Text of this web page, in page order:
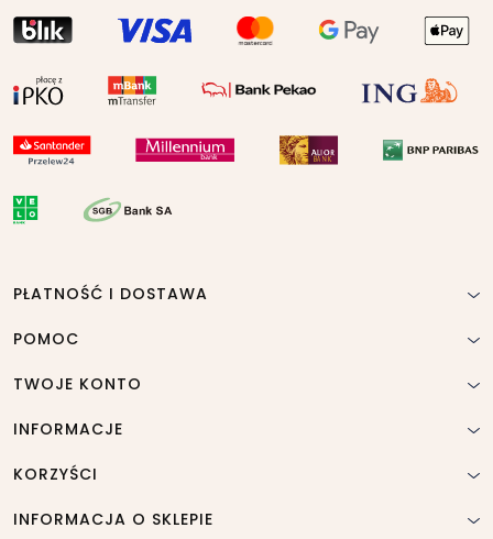
PŁATNOŚĆ I DOSTAWA
POMOC
TWOJE KONTO
INFORMACJE
KORZYŚCI
INFORMACJA O SKLEPIE